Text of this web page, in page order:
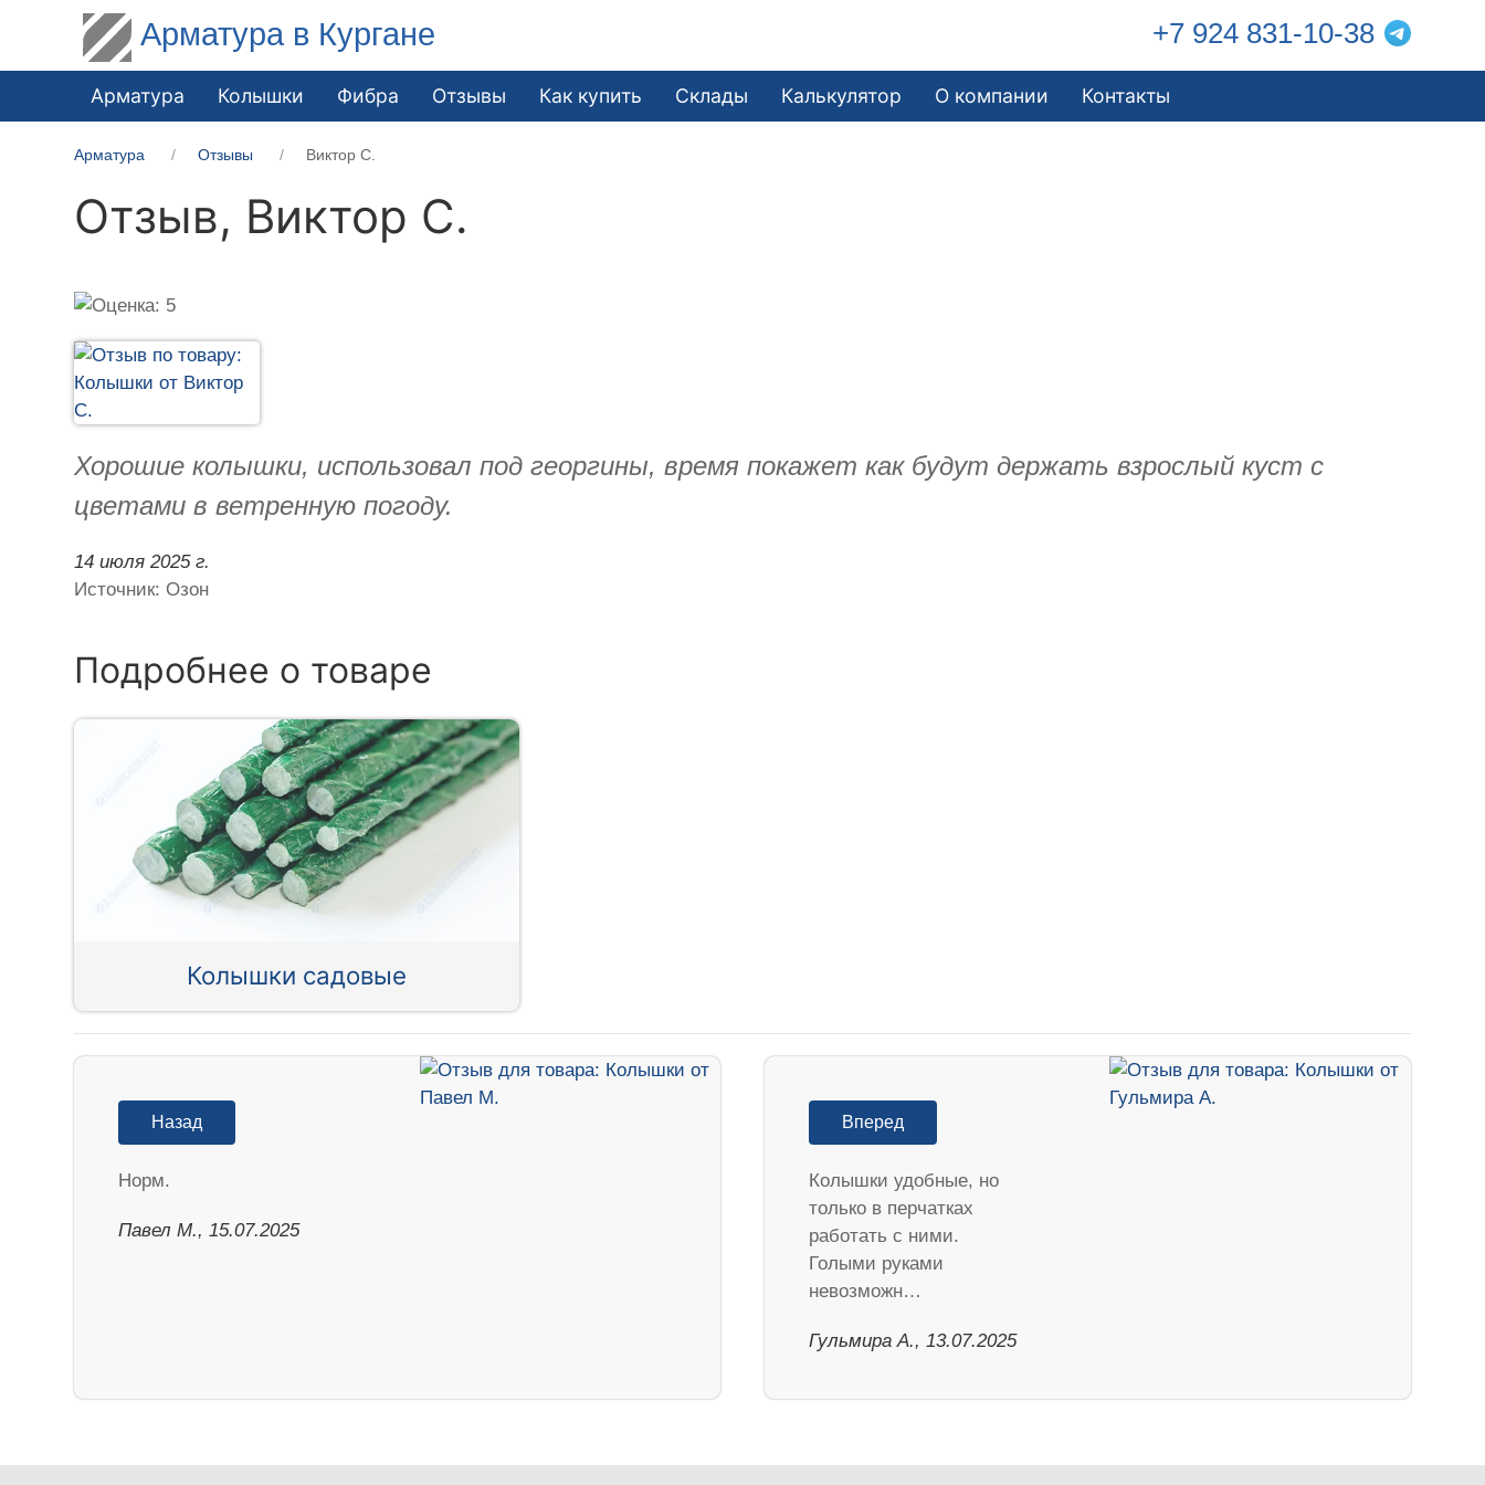
Арматура в Кургане +7 924 831-10-38
Арматура Колышки Фибра Отзывы Как купить Склады Калькулятор О компании Контакты
Арматура Отзывы Виктор С.
Отзыв, Виктор С.
Хорошие колышки, использовал под георгины, время покажет как будут держать взрослый куст с
цветами в ветренную погоду.
14 июля 2025 г.
Источник: Озон
Подробнее о товаре
Колышки садовые
Назад
Норм.
Павел М., 15.07.2025
Вперед
Колышки удобные, но
только в перчатках
работать с ними.
Голыми руками
невозможн…
Гульмира А., 13.07.2025